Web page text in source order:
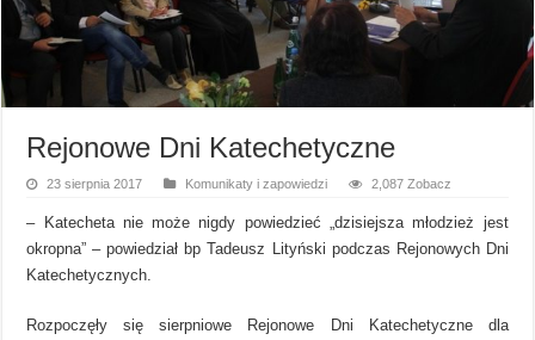
Rejonowe Dni Katechetyczne
23 sierpnia 2017 Komunikaty i zapowiedzi 2,087 Zobacz
– Katecheta nie może nigdy powiedzieć „dzisiejsza młodzież jest
okropna” – powiedział bp Tadeusz Lityński podczas Rejonowych Dni
Katechetycznych.
Rozpoczęły się sierpniowe Rejonowe Dni Katechetyczne dla